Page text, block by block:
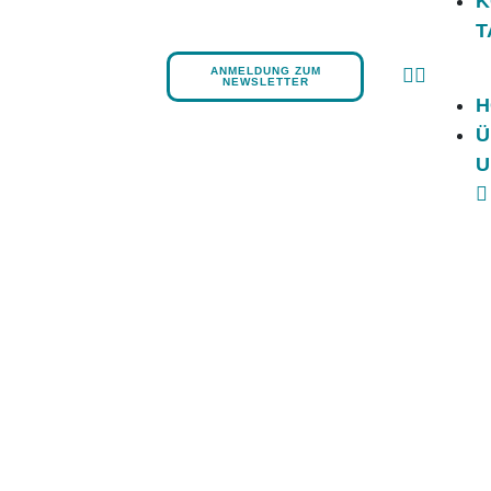
ANMELDUNG ZUM
NEWSLETTER